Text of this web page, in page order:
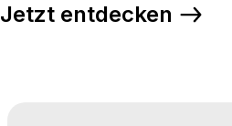
Jetzt entdecken